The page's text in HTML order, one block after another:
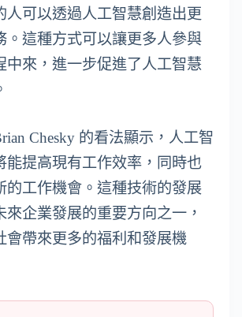
人可以透過人工智慧創造出更
。這種方式可以讓更多人參與
中來，進一步促進了人工智慧
Chesky 的看法顯示，人工智
能提高現有工作效率，同時也
的工作機會。這種技術的發展
來企業發展的重要方向之一，
會帶來更多的福利和發展機